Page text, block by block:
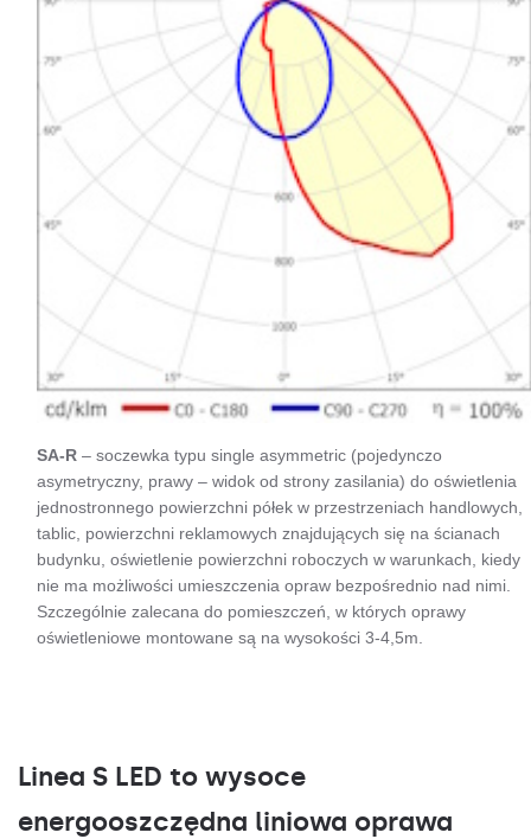
SA-R – soczewka typu single asymmetric (pojedynczo
asymetryczny, prawy – widok od strony zasilania) do oświetlenia
jednostronnego powierzchni półek w przestrzeniach handlowych,
tablic, powierzchni reklamowych znajdujących się na ścianach
budynku, oświetlenie powierzchni roboczych w warunkach, kiedy
nie ma możliwości umieszczenia opraw bezpośrednio nad nimi.
Szczególnie zalecana do pomieszczeń, w których oprawy
oświetleniowe montowane są na wysokości 3-4,5m.
Linea S LED to wysoce
energooszczędna liniowa oprawa